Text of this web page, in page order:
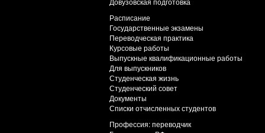
Расписание
Государственные экзамены
Переводческая практика
Курсовые работы
Выпускные квалификационные работы
Для выпускников
Студенческая жизнь
Студенческий совет
Документы
Списки отчисленных студентов
Профессия: переводчик